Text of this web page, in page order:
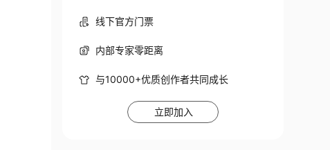
线下官方门票
内部专家零距离
与10000+优质创作者共同成长
立即加入